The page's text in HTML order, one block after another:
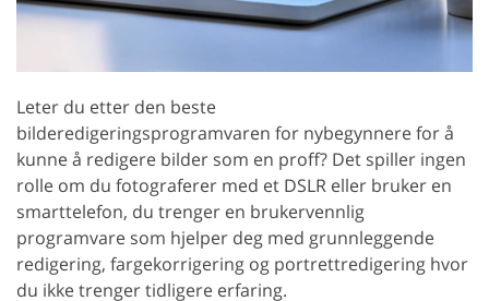
Leter du etter den beste
bilderedigeringsprogramvaren for nybegynnere for å
kunne å redigere bilder som en proff? Det spiller ingen
rolle om du fotograferer med et DSLR eller bruker en
smarttelefon, du trenger en brukervennlig
programvare som hjelper deg med grunnleggende
redigering, fargekorrigering og portrettredigering hvor
du ikke trenger tidligere erfaring.